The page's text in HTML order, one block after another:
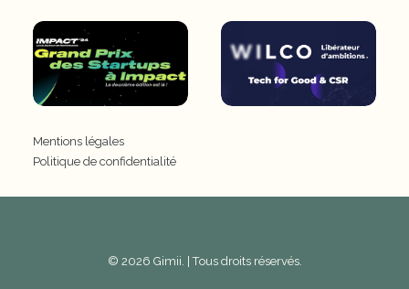
Mentions légales
Politique de confidentialité
© 2026 Gimii. | Tous droits réservés.